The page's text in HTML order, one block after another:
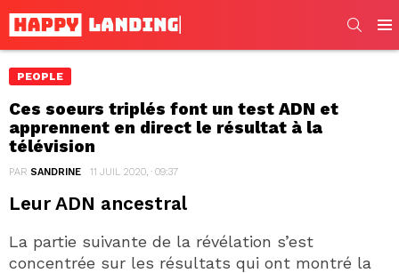
PEOPLE
Ces soeurs triplés font un test ADN et
apprennent en direct le résultat à la
télévision
PAR SANDRINE 11 JUIL 2020, · 09:37
Leur ADN ancestral
La partie suivante de la révélation s’est
concentrée sur les résultats qui ont montré la